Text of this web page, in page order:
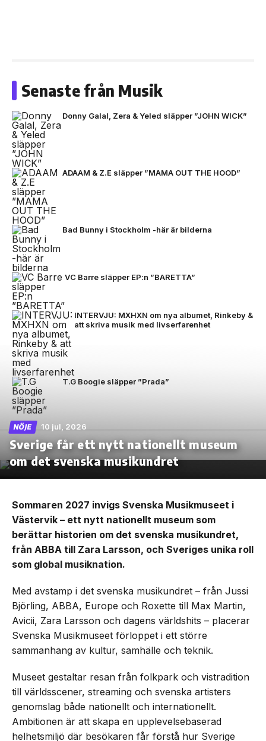
Senaste från Musik
Donny Galal, Zera & Yeled släpper ”JOHN WICK”
ADAAM & Z.E släpper ”MAMA OUT THE HOOD”
Bad Bunny i Stockholm -här är bilderna
VC Barre släpper EP:n ”BARETTA”
INTERVJU: MXHXN om nya albumet, Rinkeby &
att skriva musik med livserfarenhet
T.G Boogie släpper ”Prada”
NÖJE 10 jul, 2026
Sverige får ett nytt nationellt museum
om det svenska musikundret
Sommaren 2027 invigs Svenska Musikmuseet i
Västervik – ett nytt nationellt museum som
berättar historien om det svenska musikundret,
från ABBA till Zara Larsson, och Sveriges unika roll
som global musiknation.
Med avstamp i det svenska musikundret – från Jussi
Björling, ABBA, Europe och Roxette till Max Martin,
Avicii, Zara Larsson och dagens världshits – placerar
Svenska Musikmuseet förloppet i ett större
sammanhang av kultur, samhälle och teknik.
Museet gestaltar resan från folkpark och vistradition
till världsscener, streaming och svenska artisters
genomslag både nationellt och internationellt.
Ambitionen är att skapa en upplevelsebaserad
helhetsmiljö där besökaren får förstå hur Sverige